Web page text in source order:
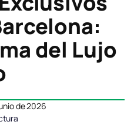
del Lujo
de 2026